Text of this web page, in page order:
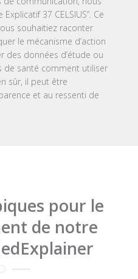
37 CELSIUS”. Ce
souhaitiez raconter
le mécanisme d’action
des données d’étude ou
de santé comment utiliser
sûr, il peut être
et au ressenti de
pour le
de notre